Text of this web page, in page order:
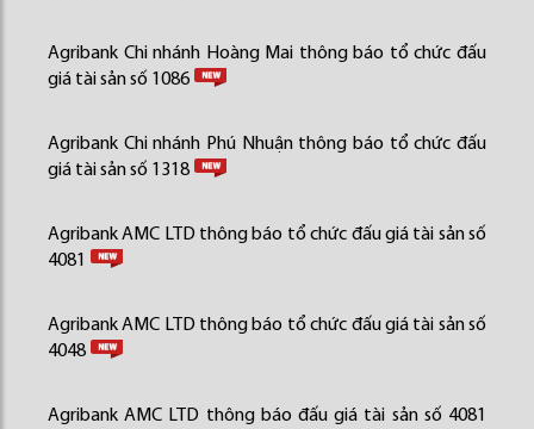
Agribank Chi nhánh Hoàng Mai thông báo tổ chức đấu
giá tài sản số 1086
Agribank Chi nhánh Phú Nhuận thông báo tổ chức đấu
giá tài sản số 1318
Agribank AMC LTD thông báo tổ chức đấu giá tài sản số
4081
Agribank AMC LTD thông báo tổ chức đấu giá tài sản số
4048
Agribank AMC LTD thông báo đấu giá tài sản số 4081